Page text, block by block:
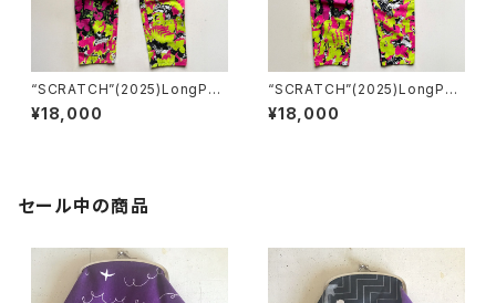
“SCRATCH”(2025)LongPan
ts ロングパンツC
¥18,000
“SCRATCH”(2025)LongPan
ts ロングパンツB
¥18,000
セール中の商品